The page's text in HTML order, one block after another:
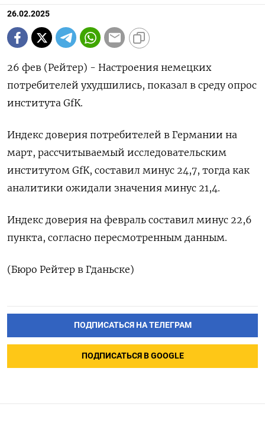
26.02.2025
26 фев (Рейтер) - Настроения немецких
потребителей ухудшились, показал в среду опрос
института GfK.
Индекс доверия потребителей в Германии на
март, рассчитываемый исследовательским
институтом GfK, составил минус 24,7, тогда как
аналитики ожидали значения минус 21,4.
Индекс доверия на февраль составил минус 22,6
пункта, согласно пересмотренным данным.
(Бюро Рейтер в Гданьске)
ПОДПИСАТЬСЯ НА ТЕЛЕГРАМ
ПОДПИСАТЬСЯ В GOOGLE